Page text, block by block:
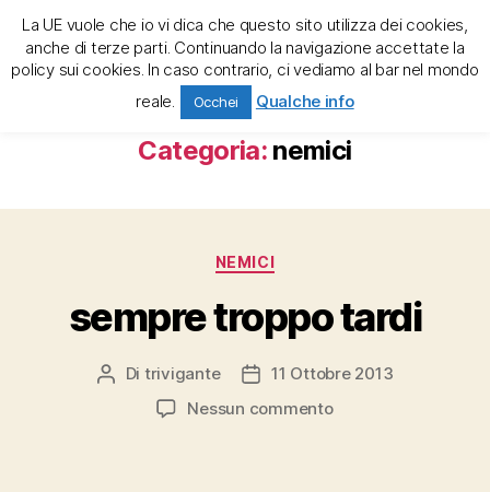
Cerca
trivigante e la tregenda
Menu
Categoria: nemici
Categorie
NEMICI
sempre troppo tardi
Autore
articolo
Di trivigante
Data11 Ottobre 2013
Nessun commentosu
La UE vuole che io vi dica che questo sito utilizza dei cookies,
anche di terze parti. Continuando la navigazione accettate la
policy sui cookies. In caso contrario, ci vediamo al bar nel mondo
reale.
Occhei Qualche info